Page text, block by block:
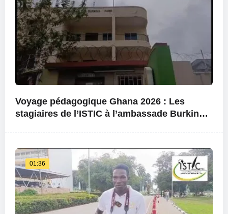
Voyage pédagogique Ghana 2026 : Les
stagiaires de l’ISTIC à l’ambassade Burkina
01:36